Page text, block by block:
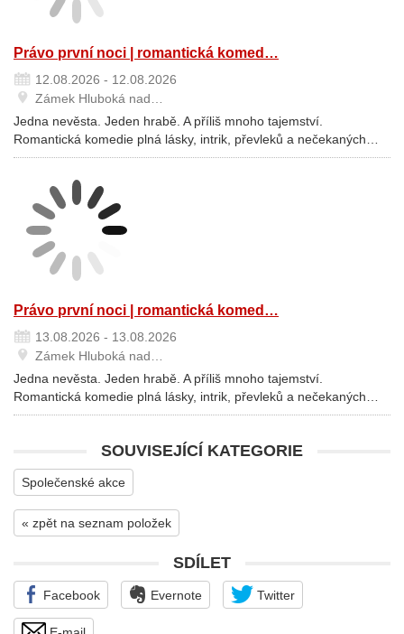
Právo první noci | romantická komed…
12.08.2026 - 12.08.2026
Zámek Hluboká nad…
Jedna nevěsta. Jeden hrabě. A příliš mnoho tajemství.
Romantická komedie plná lásky, intrik, převleků a nečekaných…
Právo první noci | romantická komed…
13.08.2026 - 13.08.2026
Zámek Hluboká nad…
Jedna nevěsta. Jeden hrabě. A příliš mnoho tajemství.
Romantická komedie plná lásky, intrik, převleků a nečekaných…
SOUVISEJÍCÍ KATEGORIE
Společenské akce
« zpět na seznam položek
SDÍLET
Facebook Evernote Twitter